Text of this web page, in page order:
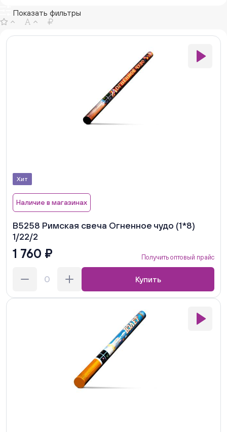
Показать фильтры
Хит
Наличие в магазинах
В5258 Римская свеча Огненное чудо (1*8)
1/22/2
1 760 ₽ Получить оптовый прайс
Купить